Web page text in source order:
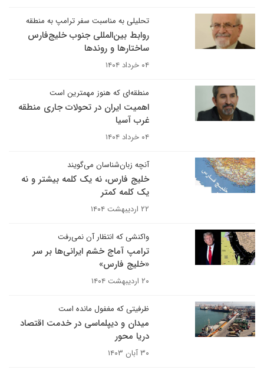
تحلیلی به مناسبت سفر ترامپ به منطقه
روابط بین‌المللی جنوب خلیج‌فارس
ساختارها و روندها
۰۴ خرداد ۱۴۰۴
منطقه‌ای که هنوز مهمترین است
اهمیت ایران در تحولات جاری منطقه
غرب آسیا
۰۴ خرداد ۱۴۰۴
آنچه زبان‌شناسان می‌گویند
خلیج فارس، نه یک کلمه بیشتر و نه
یک کلمه کمتر
۲۲ اردیبهشت ۱۴۰۴
واکنشی که انتظار آن نمی‌رفت
ترامپ آماج خشم ایرانی‌ها بر سر
«خلیج فارس»
۲۰ اردیبهشت ۱۴۰۴
ظرفیتی که مغفول مانده است
میدان و دیپلماسی در خدمت اقتصاد
دریا محور
۳۰ آبان ۱۴۰۳